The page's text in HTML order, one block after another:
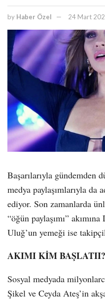
by Haber Özel 24 Mart
Başarılarıyla gündemden
medya paylaşımlarıyla da
ediyor. Son zamanlarda
“öğün paylaşımı”
Uluğ’un yemeği ise
AKIMI KİM BAŞLATII?
Sosyal medyada
Şikel ve Ceyda Ateş’in